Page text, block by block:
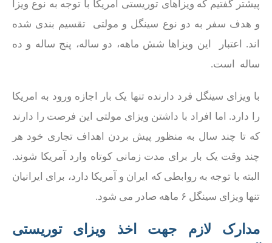
پیشتر گفتیم که ویزاهای توریستی امریکا با توجه به نوع ویزا
و هدف سفر به دو نوع سینگل و مولتی تقسیم بندی شده
اند. اعتبار این ویزاها شش ماهه، دو ساله، پنج ساله و ده
ساله است.
با ویزای سینگل فرد دارنده تنها یک بار اجازه ورود به امریکا
را دارد. اما افراد با داشتن ویزای مولتی این فرصت را دارند
که تا چند سال به منظور پیش بردن اهداف تجاری خود هر
چند وقت یک بار برای مدت زمانی کوتاه وارد آمریکا شوند.
البته با توجه به روابطی که ایران و آمریکا دارد، برای ایرانیان
تنها ویزای سینگل ۶ ماهه صادر می شود.
مدارک لازم جهت اخذ ویزای توریستی